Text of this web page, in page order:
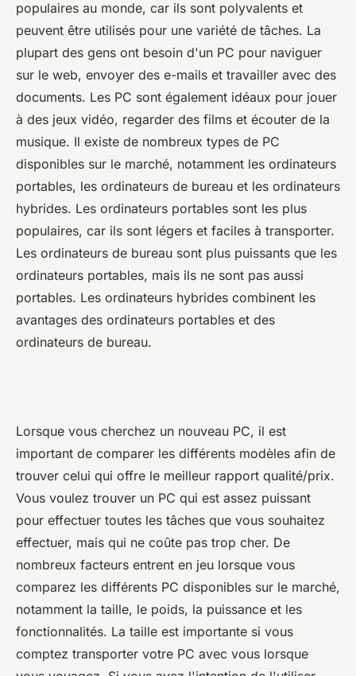
populaires au monde, car ils sont polyvalents et
peuvent être utilisés pour une variété de tâches. La
plupart des gens ont besoin d'un PC pour naviguer
sur le web, envoyer des e-mails et travailler avec des
documents. Les PC sont également idéaux pour jouer
à des jeux vidéo, regarder des films et écouter de la
musique. Il existe de nombreux types de PC
disponibles sur le marché, notamment les ordinateurs
portables, les ordinateurs de bureau et les ordinateurs
hybrides. Les ordinateurs portables sont les plus
populaires, car ils sont légers et faciles à transporter.
Les ordinateurs de bureau sont plus puissants que les
ordinateurs portables, mais ils ne sont pas aussi
portables. Les ordinateurs hybrides combinent les
avantages des ordinateurs portables et des
ordinateurs de bureau.
Lorsque vous cherchez un nouveau PC, il est
important de comparer les différents modèles afin de
trouver celui qui offre le meilleur rapport qualité/prix.
Vous voulez trouver un PC qui est assez puissant
pour effectuer toutes les tâches que vous souhaitez
effectuer, mais qui ne coûte pas trop cher. De
nombreux facteurs entrent en jeu lorsque vous
comparez les différents PC disponibles sur le marché,
notamment la taille, le poids, la puissance et les
fonctionnalités. La taille est importante si vous
comptez transporter votre PC avec vous lorsque